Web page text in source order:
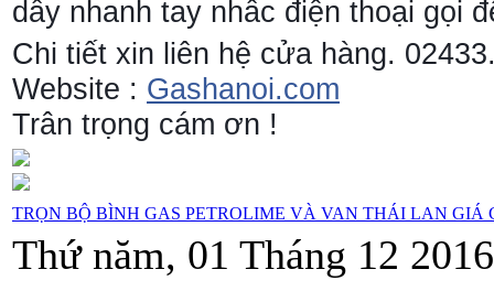
dầy nhanh tay nhấc điện thoại gọi
Chi tiết xin liên hệ cửa hàng.
Website : Gashanoi.com
Trân trọng cám ơn !
TRỌN BỘ BÌNH GAS PETROLIME VÀ VAN THÁI LAN GIÁ
Thứ năm, 01 Tháng 12